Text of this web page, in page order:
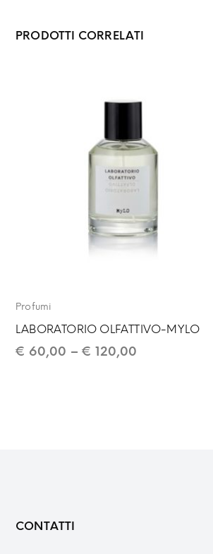
PRODOTTI CORRELATI
Profumi
LABORATORIO OLFATTIVO-MYLO
€ 60,00 –€ 120,00
CONTATTI